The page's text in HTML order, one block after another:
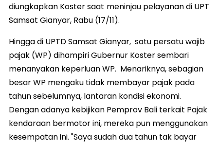
diungkapkan Koster saat meninjau pelayanan di UPT
Samsat Gianyar, Rabu (17/11).
Hingga di UPTD Samsat Gianyar, satu persatu wajib
pajak (WP) dihampiri Gubernur Koster sembari
menanyakan keperluan WP. Menariknya, sebagian
besar WP mengaku tidak membayar pajak pada
tahun sebelumnya, lantaran kondisi ekonomi.
Dengan adanya kebijikan Pemprov Bali terkait Pajak
kendaraan bermotor ini, mereka pun menggunakan
kesempatan ini. "Saya sudah dua tahun tak bayar